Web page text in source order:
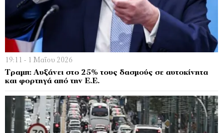
19:11 - 1 Μαΐου 2026
Τραμπ: Αυξάνει στο 25% τους δασμούς σε αυτοκίνητα
και φορτηγά από την Ε.Ε.